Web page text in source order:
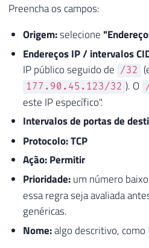
Preencha os campos:
Origem:selecione
Endereços IP / intervalos
IP público seguido de /32
177.90.45.123/32 ). O
este IP específico".
Intervalos de portas de
Protocolo:TCP
Ação: Permitir
Prioridade:um número
essa regra seja avaliada
genéricas.
Nome:algo descritivo, como